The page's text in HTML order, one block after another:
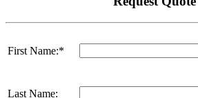
First Name:*
Last Name: